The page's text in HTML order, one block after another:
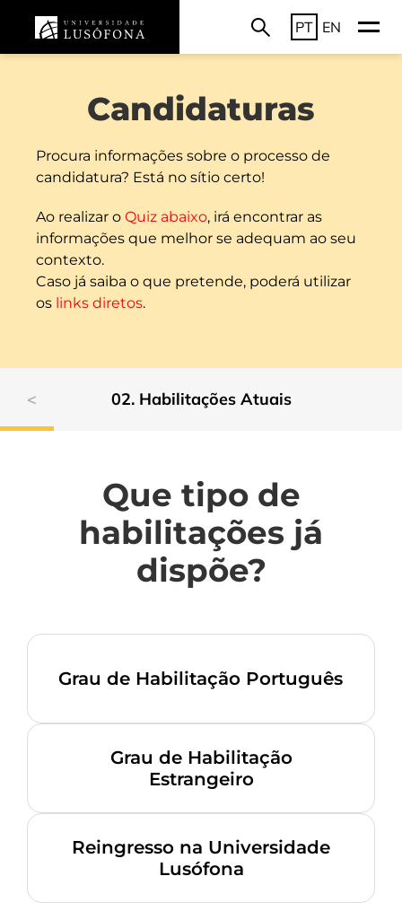
PT EN
Candidaturas
Procura informações sobre o processo de
candidatura? Está no sítio certo!
Ao realizar o Quiz abaixo, irá encontrar as
informações que melhor se adequam ao seu
contexto.
Caso já saiba o que pretende, poderá utilizar
os links diretos.
Habilitações Atuais
Que tipo de
habilitações já
dispõe?
Grau de Habilitação Português
Grau de Habilitação
Estrangeiro
Reingresso na Universidade
Lusófona